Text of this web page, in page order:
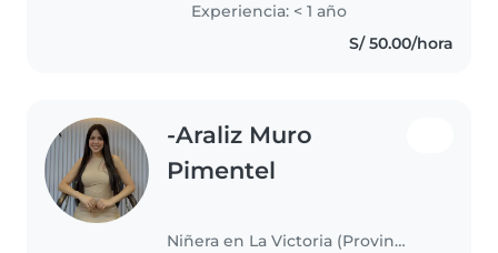
Experiencia: < 1 año
S/ 50.00/hora
-Araliz Muro
Pimentel
Niñera en La Victoria (Provincia de Chiclayo)